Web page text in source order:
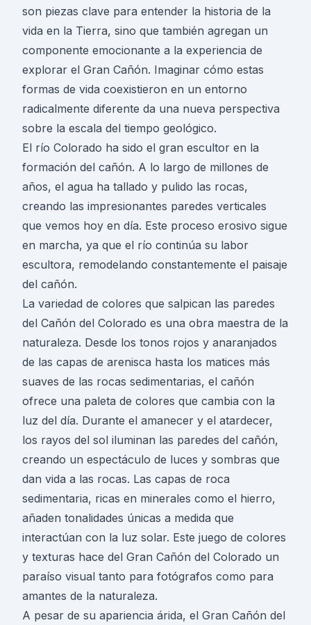
son piezas clave para entender la historia de la
vida en la Tierra, sino que también agregan un
componente emocionante a la experiencia de
explorar el Gran Cañón. Imaginar cómo estas
formas de vida coexistieron en un entorno
radicalmente diferente da una nueva perspectiva
sobre la escala del tiempo geológico.
El río Colorado ha sido el gran escultor en la
formación del cañón. A lo largo de millones de
años, el agua ha tallado y pulido las rocas,
creando las impresionantes paredes verticales
que vemos hoy en día. Este proceso erosivo sigue
en marcha, ya que el río continúa su labor
escultora, remodelando constantemente el paisaje
del cañón.
La variedad de colores que salpican las paredes
del Cañón del Colorado es una obra maestra de la
naturaleza. Desde los tonos rojos y anaranjados
de las capas de arenisca hasta los matices más
suaves de las rocas sedimentarias, el cañón
ofrece una paleta de colores que cambia con la
luz del día. Durante el amanecer y el atardecer,
los rayos del sol iluminan las paredes del cañón,
creando un espectáculo de luces y sombras que
dan vida a las rocas. Las capas de roca
sedimentaria, ricas en minerales como el hierro,
añaden tonalidades únicas a medida que
interactúan con la luz solar. Este juego de colores
y texturas hace del Gran Cañón del Colorado un
paraíso visual tanto para fotógrafos como para
amantes de la naturaleza.
A pesar de su apariencia árida, el Gran Cañón del